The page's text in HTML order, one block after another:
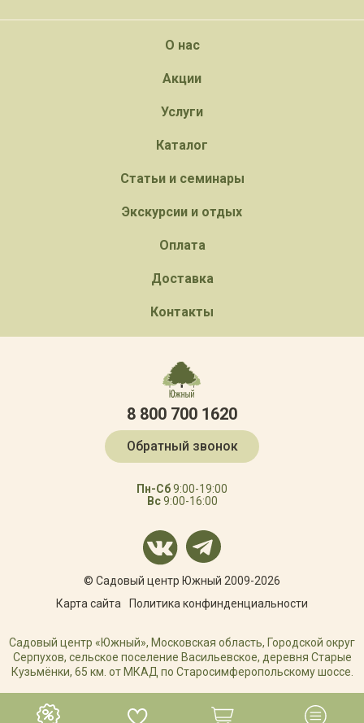
О нас
Акции
Услуги
Каталог
Статьи и семинары
Экскурсии и отдых
Оплата
Доставка
Контакты
8 800 700 1620
Обратный звонок
Пн-Сб9:00-19:00
Вс9:00-16:00
© Садовый центр Южный 2009-2026
Карта сайта
Политика конфинденциальности
Садовый центр «Южный», Московская область, Городской округ
Серпухов, сельское поселение Васильевское, деревня Старые
Кузьмёнки, 65 км. от МКАД по Старосимферопольскому шоссе.